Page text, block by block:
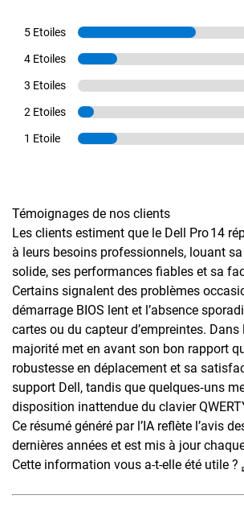
5 Etoiles
4 Etoiles
3 Etoiles
2 Etoiles
1 Etoile
Témoignages de nos clients
Les clients estiment que le Dell Pro 14
à leurs besoins professionnels, louant
solide, ses performances fiables et sa
Certains signalent des problèmes
démarrage BIOS lent et l’absence
cartes ou du capteur d’empreintes. Dans
majorité met en avant son bon rapport
robustesse en déplacement et sa
support Dell, tandis que quelques‑uns
disposition inattendue du clavier
Ce résumé généré par l’IA reflète l’avis
dernières années et est mis à jour
Cette information vous a-t-elle été utile ?